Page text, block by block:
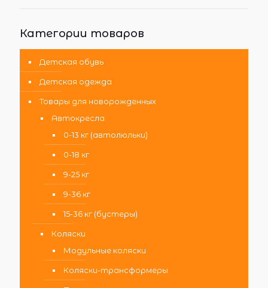
Категории товаров
Детская обувь
Детская одежда
Товары для новорожденных
Автокресла
0-13 кг (автолюльки)
0-18 кг
9-25 кг
9-36 кг
15-36 кг (бустеры)
Коляски
Модульные коляски
Коляски-трансформеры